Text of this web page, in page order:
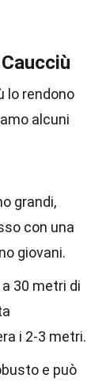
lo rendono
alcuni
grandi,
con una
giovani.
30 metri di
i 2-3 metri.
e può